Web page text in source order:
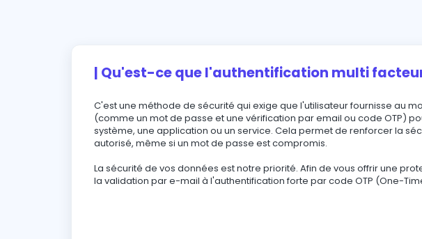
| Qu'est-ce que l'authentification multi
C'est une méthode de sécurité qui exige que l'utilisateur fournisse au
(comme un mot de passe et une vérification par email ou code OTP)
système, une application ou un service. Cela permet de renforcer la
autorisé, même si un mot de passe est compromis.
La sécurité de vos données est notre priorité. Afin de vous offrir une
la validation par e-mail à l'authentification forte par code OTP (One-